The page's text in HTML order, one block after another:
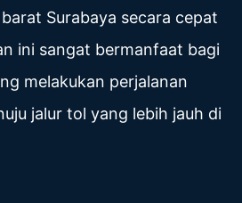
Surabaya secara cepat
ini sangat bermanfaat bagi
melakukan perjalanan
jalur tol yang lebih jauh di